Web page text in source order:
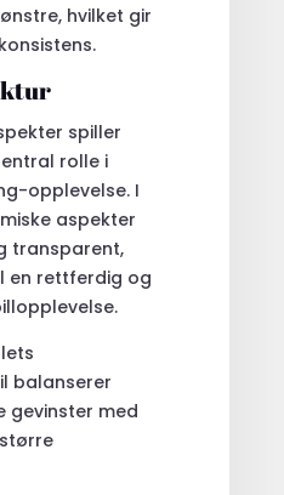
hvilket gir
spiller
rolle i
opplevelse. I
aspekter
transparent,
en rettferdig og
balanserer
gevinster med